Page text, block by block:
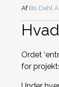
AfBo Dahl
Ordet
for